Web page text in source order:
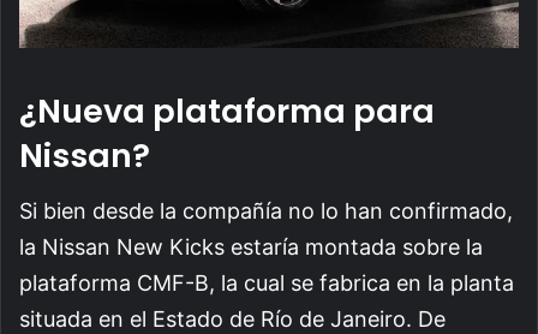
¿Nueva plataforma para
Nissan?
Si bien desde la compañía no lo han confirmado,
la Nissan New Kicks estaría montada sobre la
plataforma CMF-B, la cual se fabrica en la planta
situada en el Estado de Río de Janeiro. De